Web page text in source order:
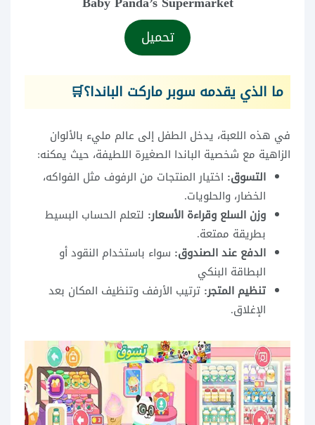
تحميل
ما الذي يقدمه سوبر ماركت الباندا؟🛒
في هذه اللعبة، يدخل الطفل إلى عالم مليء بالألوان
الزاهية مع شخصية الباندا الصغيرة اللطيفة، حيث يمكنه:
التسوق: اختيار المنتجات من الرفوف مثل الفواكه،
الخضار، والحلويات.
وزن السلع وقراءة الأسعار: لتعلم الحساب البسيط
بطريقة ممتعة.
الدفع عند الصندوق: سواء باستخدام النقود أو
البطاقة البنكي
تنظيم المتجر: ترتيب الأرفف وتنظيف المكان بعد
الإغلاق.